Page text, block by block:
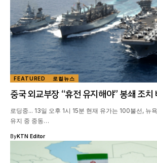
FEATURED 로컬뉴스
중국 외교부장 “휴전 유지해야” 봉쇄 조치
로딩중... 13일 오후 1시 15분 현재 유가는 100불선, 뉴
유지 중 중동…
ByKTN Editor